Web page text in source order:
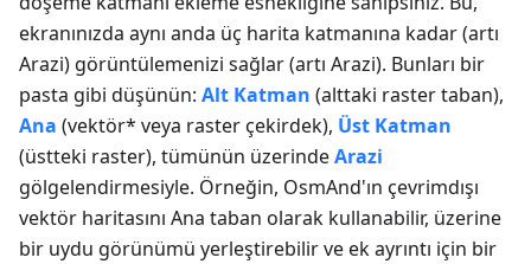
ekranınızda aynı anda üç harita katmanına kadar (artı
Arazi) görüntülemenizi sağlar (artı Arazi). Bunları bir
pasta gibi düşünün: Alt Katman (alttaki raster taban),
Ana (vektör* veya raster çekirdek), Üst Katman
(üstteki raster), tümünün üzerindeArazi
gölgelendirmesiyle. Örneğin, OsmAnd'ın çevrimdışı
vektör haritasını Ana taban olarak kullanabilir, üzerine
bir uydu görünümü yerleştirebilir ve ek ayrıntı için bir